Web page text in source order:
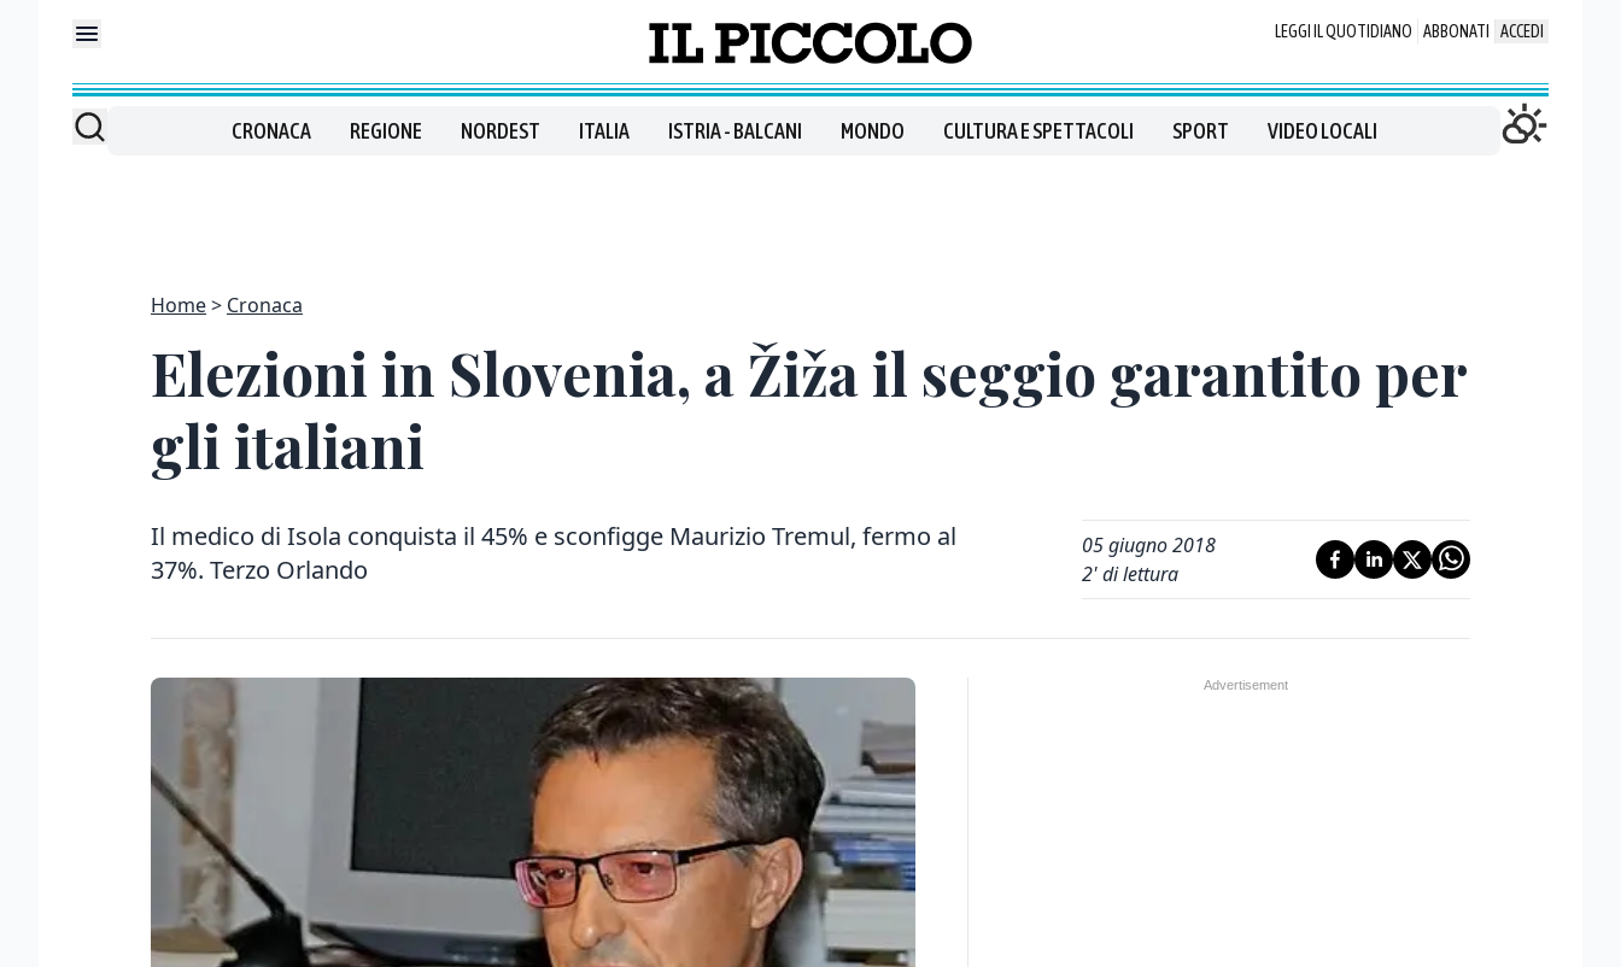
LEGGI IL QUOTIDIANO ABBONATI ACCEDI
CRONACA REGIONE NORDEST ITALIA ISTRIA - BALCANI MONDO CULTURA E SPETTACOLI SPORT VIDEO LOCALI
Home Cronaca
Elezioni in Slovenia, a Žiža il seggio garantito per
gli italiani
Il medico di Isola conquista il 45% e sconfigge Maurizio Tremul, fermo al
37%. Terzo Orlando
05 giugno 2018
2' di lettura